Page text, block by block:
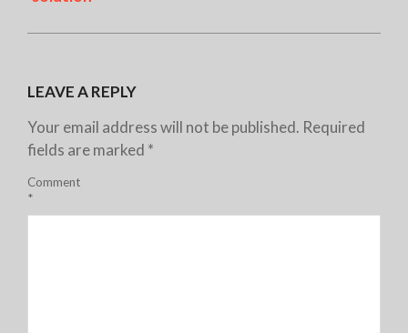
LEAVE A REPLY
Your email address will not be published. Required
fields are marked *
Comment
*